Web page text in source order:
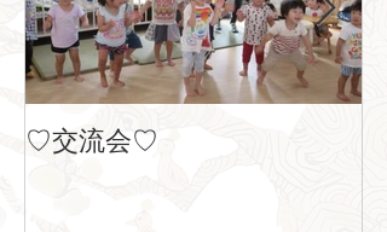
♡交流会♡